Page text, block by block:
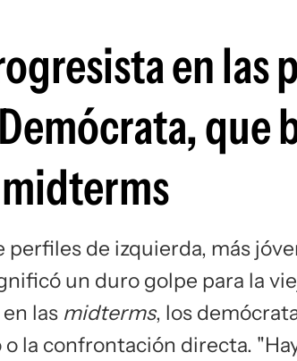
en las
que
perfiles de izquierda, más
un duro golpe para la
las midterms, los
o la confrontación directa.